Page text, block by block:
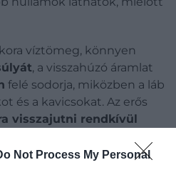
Not Process My Personal
víztömeg, könnyen
, a visszahúzó áramlat
felé sodorja, miközben a láb
és a kavicsokat. Az erős
visszajutni rendkívül
ráadásul nem
mert